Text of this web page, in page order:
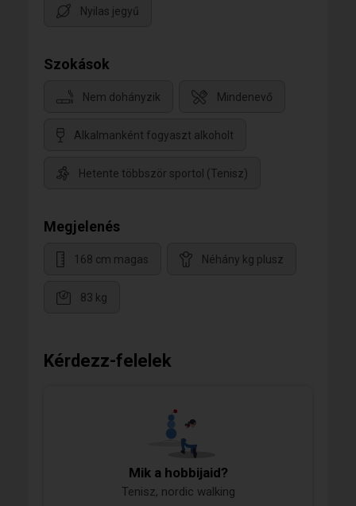
Nyilas jegyű
Szokások
Nem dohányzik Mindenevő
Alkalmanként fogyaszt alkoholt
Hetente többször sportol (Tenisz)
Megjelenés
168 cm magas Néhány kg plusz
83 kg
Kérdezz-felelek
Mik a hobbijaid?
Tenisz, nordic walking